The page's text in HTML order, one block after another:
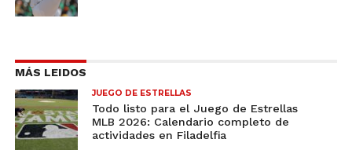
MÁS LEIDOS
JUEGO DE ESTRELLAS
Todo listo para el Juego de Estrellas
MLB 2026: Calendario completo de
actividades en Filadelfia